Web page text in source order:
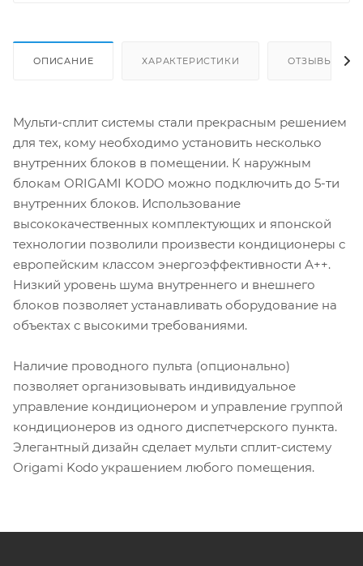
ОПИСАНИЕ ХАРАКТЕРИСТИКИ ОТЗЫВЫ
Мульти-сплит системы стали прекрасным решением
для тех, кому необходимо установить несколько
внутренних блоков в помещении. К наружным
блокам ORIGAMI KODO можно подключить до 5-ти
внутренних блоков. Использование
высококачественных комплектующих и японской
технологии позволили произвести кондиционеры с
европейским классом энергоэффективности А++.
Низкий уровень шума внутреннего и внешнего
блоков позволяет устанавливать оборудование на
объектах с высокими требованиями.
Наличие проводного пульта (опционально)
позволяет организовывать индивидуальное
управление кондиционером и управление группой
кондиционеров из одного диспетчерcкого пункта.
Элегантный дизайн сделает мульти сплит-систему
Origami Kodo украшением любого помещения.